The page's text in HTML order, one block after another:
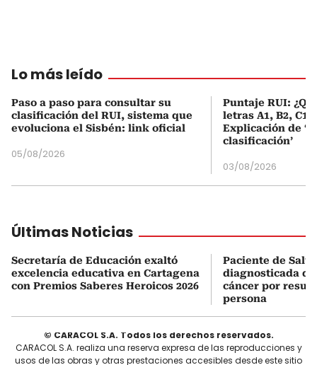
Lo más leído
Paso a paso para consultar su
clasificación del RUI, sistema que
evoluciona el Sisbén: link oficial
05/08/2026
Puntaje RUI:
letras A1, B2, C1
Explicación de
clasificación’
03/08/2026
Últimas Noticias
Secretaría de Educación exaltó
excelencia educativa en Cartagena
con Premios Saberes Heroicos 2026
Paciente de
diagnosticada
cáncer por
persona
© CARACOL S.A. Todos los derechos reservados.
CARACOL S.A. realiza una reserva expresa de las reproducciones y
usos de las obras y otras prestaciones accesibles desde este sitio